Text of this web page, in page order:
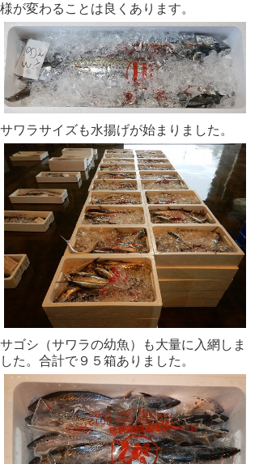
様が変わることは良くあります。
サワラサイズも水揚げが始まりました。
サゴシ（サワラの幼魚）も大量に入網しま
した。合計で９５箱ありました。